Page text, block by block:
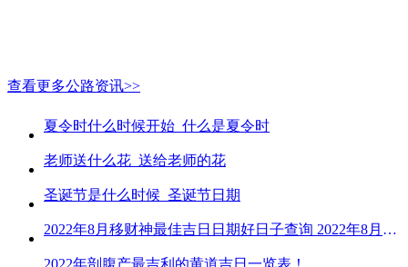
查看更多公路资讯>>
夏令时什么时候开始_什么是夏令时
老师送什么花_送给老师的花
圣诞节是什么时候_圣诞节日期
2022年8月移财神最佳吉日日期好日子查询 2022年8月移财神吉日一览